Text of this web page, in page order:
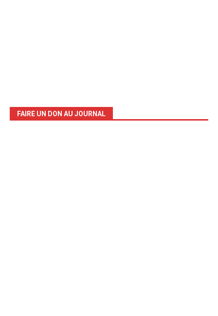
FAIRE UN DON AU JOURNAL